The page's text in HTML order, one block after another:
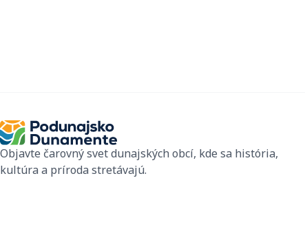
Objavte čarovný svet dunajských obcí, kde sa história,
kultúra a príroda stretávajú.